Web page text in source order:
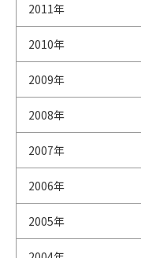
2011年
2010年
2009年
2008年
2007年
2006年
2005年